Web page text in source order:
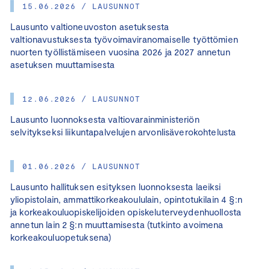
15.06.2026 / LAUSUNNOT
Lausunto valtioneuvoston asetuksesta
valtionavustuksesta työvoimaviranomaiselle työttömien
nuorten työllistämiseen vuosina 2026 ja 2027 annetun
asetuksen muuttamisesta
12.06.2026 / LAUSUNNOT
Lausunto luonnoksesta valtiovarainministeriön
selvitykseksi liikuntapalvelujen arvonlisäverokohtelusta
01.06.2026 / LAUSUNNOT
Lausunto hallituksen esityksen luonnoksesta laeiksi
yliopistolain, ammattikorkeakoululain, opintotukilain 4 §:n
ja korkeakouluopiskelijoiden opiskeluterveydenhuollosta
annetun lain 2 §:n muuttamisesta (tutkinto avoimena
korkeakouluopetuksena)